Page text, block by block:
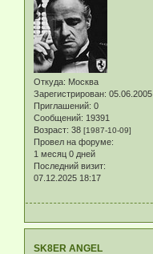
Откуда: Москва
Зарегистрирован: 05.06.2005
Приглашений: 0
Сообщений: 19391
Возраст: 38 [1987-10-09]
Провел на форуме:
1 месяц 0 дней
Последний визит:
07.12.2025 18:17
SK8ER ANGEL